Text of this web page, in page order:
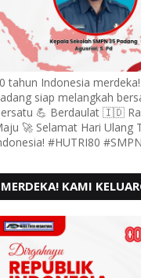
tahun Indonesia
siap melangkah
💪 Berdaulat 🇮🇩
🚀 Selamat Hari Ulang
#HUTRI80
MERDEKA! KAMI
MENGUCAPKAN HUT RI